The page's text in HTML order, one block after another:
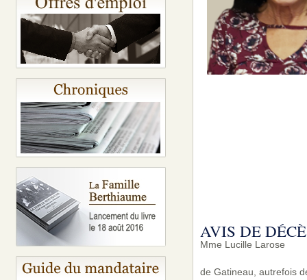
AVIS DE
Mme Lucille Larose
de Gatineau, autrefois